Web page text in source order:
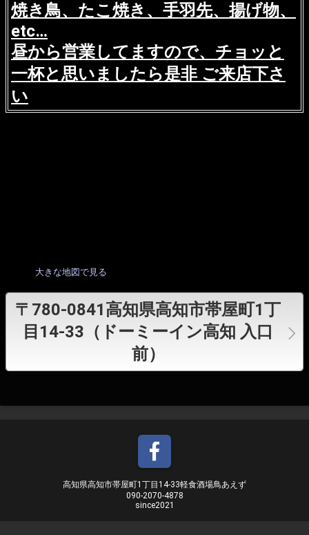
焼き鳥、たこ焼き、手羽先、揚げ物、
etc…
昼から営業してますので、チョッと
一杯と思いましたら是非 ご来店下さ
い
大きな地図で見る
〒780-0841高知県高知市帯屋町1丁
目14-33（ドーミーイン高知 入口
前）
高知県高知市帯屋町1丁目14-33軽食酒場鳥あえず
090-2070-4878
since2021